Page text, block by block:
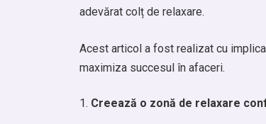
adevărat colț de relaxare.
Acest articol a fost realizat cu
maximiza succesul în afaceri.
Creează o zonă de relaxare